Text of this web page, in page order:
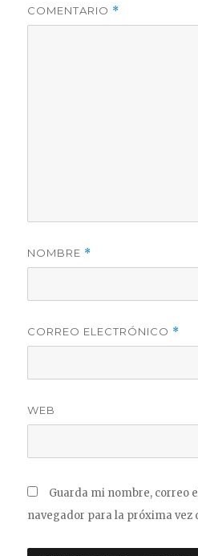
COMENTARIO *
NOMBRE *
CORREO ELECTRÓNICO *
WEB
Guarda mi nombre, correo
navegador para la próxima vez